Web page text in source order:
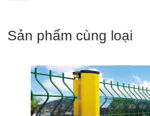
Sản phẩm cùng loại